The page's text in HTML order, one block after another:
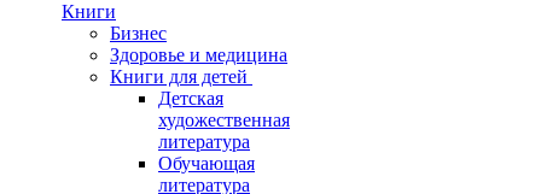
Книги
Бизнес
Здоровье и медицина
Книги для детей
Детская
художественная
литература
Обучающая
литература